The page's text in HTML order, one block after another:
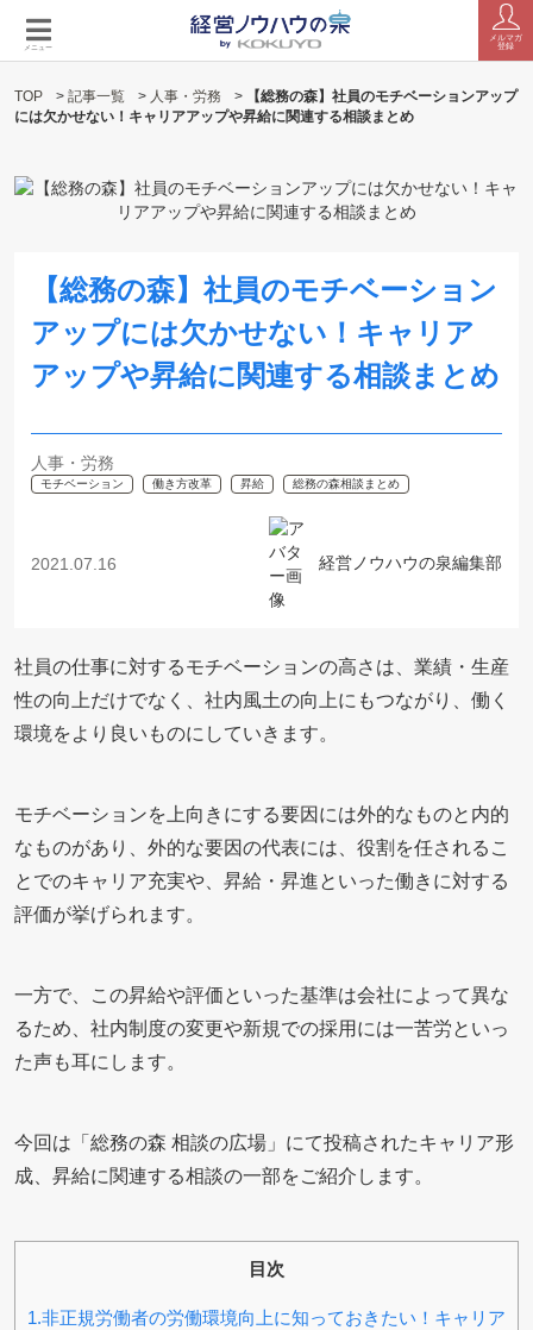
メニュー
メルマガ
登録
TOP > 記事一覧 > 人事・労務 >
【総務の森】社員のモチベーションアップ
には欠かせない！キャリアアップや昇給に関連する相談まとめ
【総務の森】社員のモチベーション
アップには欠かせない！キャリア
アップや昇給に関連する相談まとめ
人事・労務
モチベーション 働き方改革 昇給 総務の森相談まとめ
2021.07.16 経営ノウハウの泉編集部
社員の仕事に対するモチベーションの高さは、業績・生産
性の向上だけでなく、社内風土の向上にもつながり、働く
環境をより良いものにしていきます。
モチベーションを上向きにする要因には外的なものと内的
なものがあり、外的な要因の代表には、役割を任されるこ
とでのキャリア充実や、昇給・昇進といった働きに対する
評価が挙げられます。
一方で、この昇給や評価といった基準は会社によって異な
るため、社内制度の変更や新規での採用には一苦労といっ
た声も耳にします。
今回は「総務の森 相談の広場」にて投稿されたキャリア形
成、昇給に関連する相談の一部をご紹介します。
目次
1.非正規労働者の労働環境向上に知っておきたい！キャリア